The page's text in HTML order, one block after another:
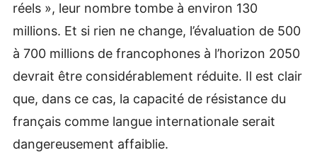
réels », leur nombre tombe à environ 130
millions. Et si rien ne change, l’évaluation de 500
à 700 millions de francophones à l’horizon 2050
devrait être considérablement réduite. Il est clair
que, dans ce cas, la capacité de résistance du
français comme langue internationale serait
dangereusement affaiblie.